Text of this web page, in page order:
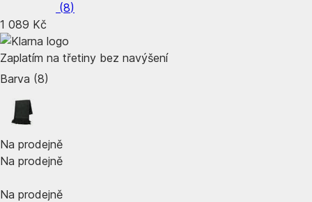
(8)
1 089 Kč
Zaplatím na třetiny bez navýšení
Barva (8)
Na prodejně
Na prodejně
Na prodejně